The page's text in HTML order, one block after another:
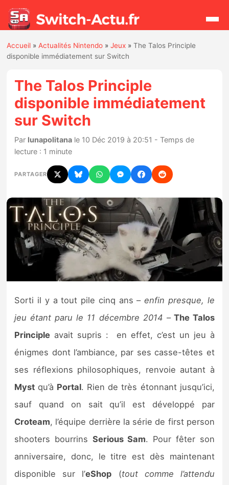
Actualités
Jeux
Hardware
Mises à jour
Chiffres de ventes
Rumeurs
Nintendo Direct
Tests et previews
Tests de jeux
Tests d’accessoires
Autres tests
Previews
Précommandes
Précommandes jeux Switch 2
Sorties de jeux
Accueil »Actualités Nintendo »Jeux »The Talos Principle
disponible immédiatement sur Switch
The Talos Principle
disponible immédiatement
sur Switch
Par lunapolitana le 10 Déc 2019 à 20:51 - Temps de
lecture : 1 minute
PARTAGER
Sorti il y a tout pile cinq ans –enfin presque, le
jeu étant paru le 11 décembre 2014 –The Talos
Principle avait supris : en effet, c’est un jeu à
énigmes dont l’ambiance, par ses casse-têtes et
ses réflexions philosophiques, renvoie autant à
Myst qu’à Portal. Rien de très étonnant jusqu’ici,
sauf quand on sait qu’il est développé par
Croteam, l’équipe derrière la série de first person
shooters bourrins Serious Sam. Pour fêter son
anniversaire, donc, le titre est dès maintenant
disponible sur l’eShop (tout comme l’attendu